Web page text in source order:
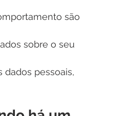
são
sobre o seu
dados pessoais,